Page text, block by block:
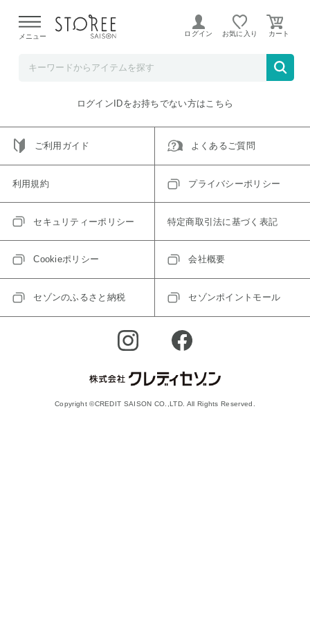
よる配送遅延が発生しております。
メニュー ログイン お気に入り
ご指定のアイテムは取り扱い終了、またはただいま取り扱い
トップへ戻る
ログインIDをお持ちでない方はこちら
ご利用ガイド よくあるご質問
利用規約 プライバシーポリシー
セキュリティーポリシー 特定商取引法に基づく表記
Cookieポリシー 会社概要
セゾンのふるさと納税 セゾンポイントモール
Copyright ©CREDIT SAISON CO.,LTD. All Rights Reserved.